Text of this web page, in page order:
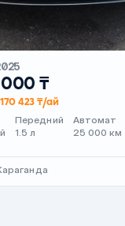
₸
423 ₸/ай
Передний
1.5 л
Автомат
25 000 км